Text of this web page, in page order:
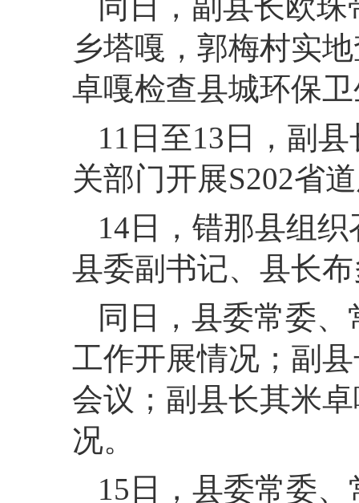
乡塔嘎，郭梅村实
卓嘎检查县城环保
11 日至13日， 副县
关部门开展S202省
14日， 错那县组织
县委副书记、县长
同日， 县委常委、
工作开展情况；副
会议；副县长其米
况。
15日， 县委常委、